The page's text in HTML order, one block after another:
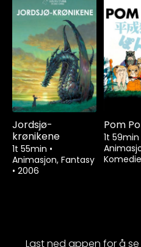
Jordsjø-
krønikene
1t 55min •
Animasjon, Fantasy
• 2006
Pom
1t 59min
Komedie
Last ned appen for å